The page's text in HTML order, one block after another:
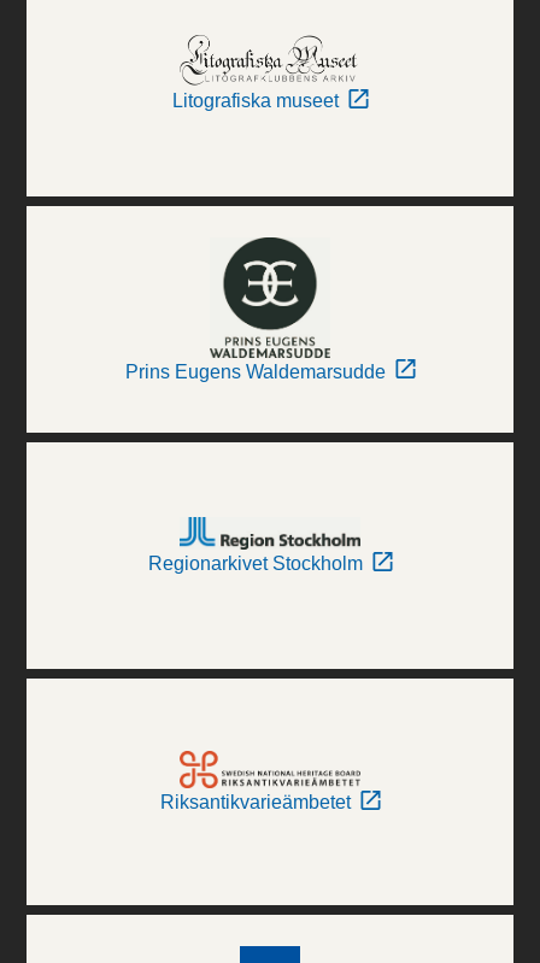
Litografiska museet
Prins Eugens Waldemarsudde
Regionarkivet Stockholm
Riksantikvarieämbetet